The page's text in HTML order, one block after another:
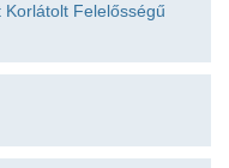
Felelősségű